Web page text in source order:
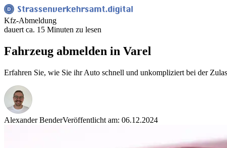
Kfz-Abmeldung
dauert ca. 15 Minuten zu lesen
Fahrzeug abmelden in Varel
Erfahren Sie, wie Sie ihr Auto schnell und unkompliziert bei der
Alexander BenderVeröffentlicht am: 06.12.2024